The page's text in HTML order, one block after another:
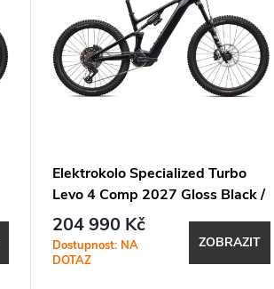
Elektrokolo Specialized Turbo
Levo 4 Comp 2027 Gloss Black /
Cool Grey
204 990 Kč
Dostupnost: NA
DOTAZ
ZOBRAZIT